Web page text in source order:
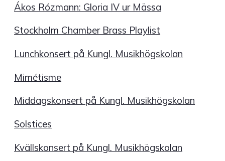
Ákos Rózmann: Gloria IV ur Mässa
Stockholm Chamber Brass Playlist
Lunchkonsert på Kungl. Musikhögskolan
Mimétisme
Middagskonsert på Kungl. Musikhögskolan
Solstices
Kvällskonsert på Kungl. Musikhögskolan